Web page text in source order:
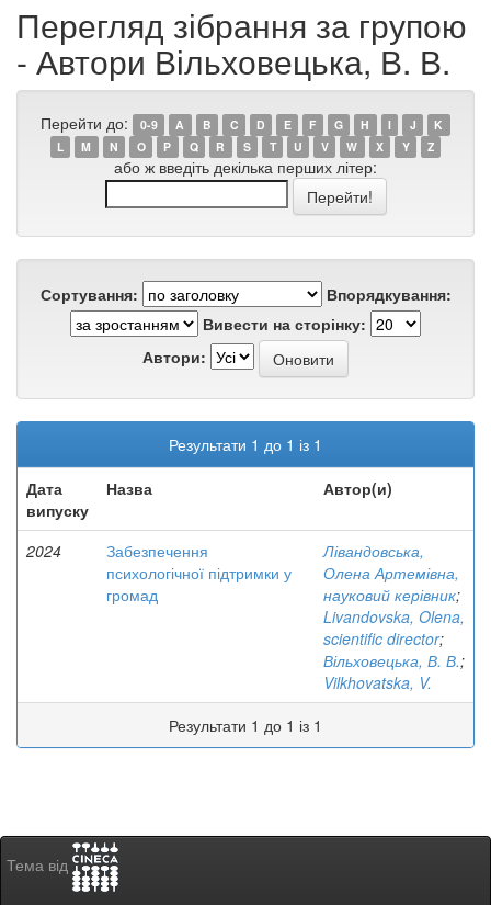
Перегляд зібрання за групою
- Автори Вільховецька, В. В.
Перейти до: 0-9 A B C D E F G H I J
K
L
M N O P Q R S T U V W X Y Z
або ж введіть декілька перших літер:
Сортування:
Впорядкування:
Вивести на сторінку:
Автори:
Результати 1 до 1 із 1
Дата
випуску
Назва Автор(и)
2024
Забезпечення
психологічної підтримки у
громад
Лівандовська,
Олена Артемівна,
науковий керівник;
Livandovska, Olena,
scientific director;
Вільховецька, В. В.;
Vilkhovatska, V.
Результати 1 до 1 із 1
Тема від